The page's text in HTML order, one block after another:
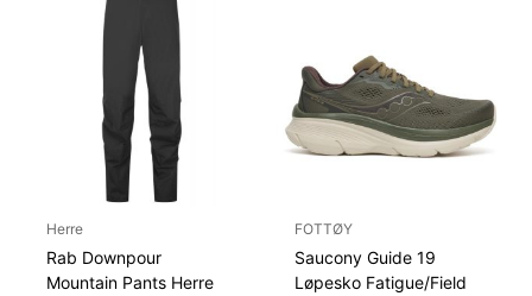
Herre
Rab Downpour
Mountain Pants Herre
FOTTØY
Saucony Guide 19
Løpesko Fatigue/Field